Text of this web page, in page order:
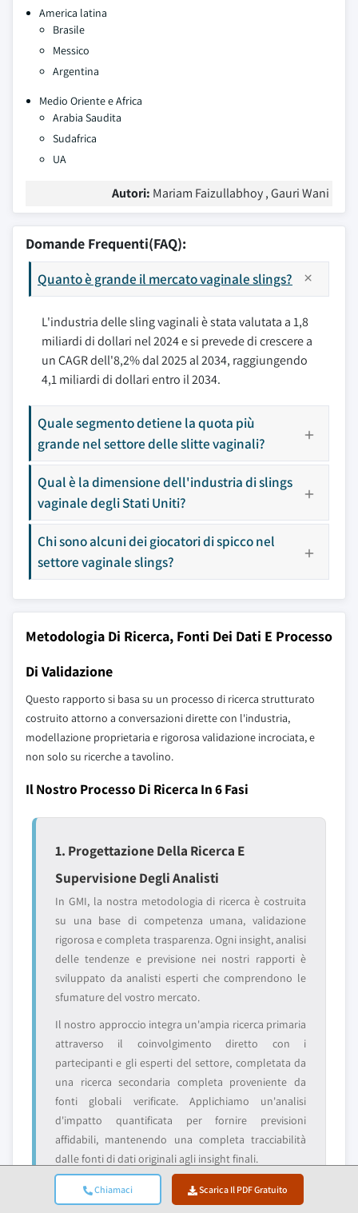
Chiamaci Scarica Il PDF Gratuito
America latina
Brasile
Messico
Argentina
Medio Oriente e Africa
Arabia Saudita
Sudafrica
UA
Autori: Mariam Faizullabhoy , Gauri Wani
Domande Frequenti(FAQ):
Quanto è grande il mercato vaginale slings?
L'industria delle sling vaginali è stata valutata a 1,8
miliardi di dollari nel 2024 e si prevede di crescere a
un CAGR dell'8,2% dal 2025 al 2034, raggiungendo
4,1 miliardi di dollari entro il 2034.
Quale segmento detiene la quota più
grande nel settore delle slitte vaginali?
Qual è la dimensione dell'industria di slings
vaginale degli Stati Uniti?
Chi sono alcuni dei giocatori di spicco nel
settore vaginale slings?
Metodologia Di Ricerca, Fonti Dei Dati E Processo
Di Validazione
Questo rapporto si basa su un processo di ricerca strutturato
costruito attorno a conversazioni dirette con l'industria,
modellazione proprietaria e rigorosa validazione incrociata, e
non solo su ricerche a tavolino.
Il Nostro Processo Di Ricerca In 6 Fasi
1. Progettazione Della Ricerca E
Supervisione Degli Analisti
In GMI, la nostra metodologia di ricerca è costruita
su una base di competenza umana, validazione
rigorosa e completa trasparenza. Ogni insight, analisi
delle tendenze e previsione nei nostri rapporti è
sviluppato da analisti esperti che comprendono le
sfumature del vostro mercato.
Il nostro approccio integra un'ampia ricerca primaria
attraverso il coinvolgimento diretto con i
partecipanti e gli esperti del settore, completata da
una ricerca secondaria completa proveniente da
fonti globali verificate. Applichiamo un'analisi
d'impatto quantificata per fornire previsioni
affidabili, mantenendo una completa tracciabilità
dalle fonti di dati originali agli insight finali.